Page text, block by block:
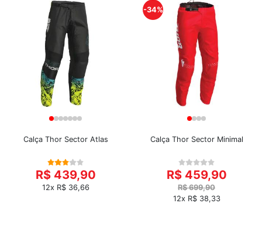
Calça Thor Sector Atlas
R$ 439,90
12x R$ 36,66
-34%
Calça Thor Sector Minimal
R$ 459,90
R$ 699,90
12x R$ 38,33